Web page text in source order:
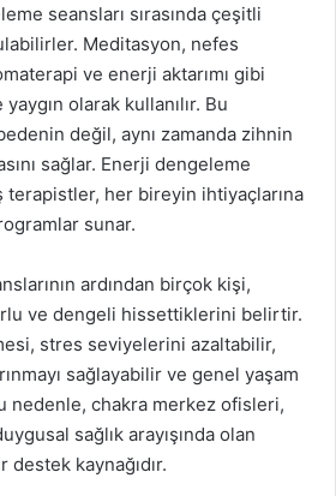
seansları sırasında çeşitli
Meditasyon, nefes
ve enerji aktarımı gibi
olarak kullanılır. Bu
değil, aynı zamanda zihnin
sağlar. Enerji dengeleme
terapistler, her bireyin ihtiyaçlarına
sunar.
ardından birçok kişi,
ve dengeli hissettiklerini belirtir.
stres seviyelerini azaltabilir,
sağlayabilir ve genel yaşam
nedenle, chakra merkez ofisleri,
sağlık arayışında olan
kaynağıdır.